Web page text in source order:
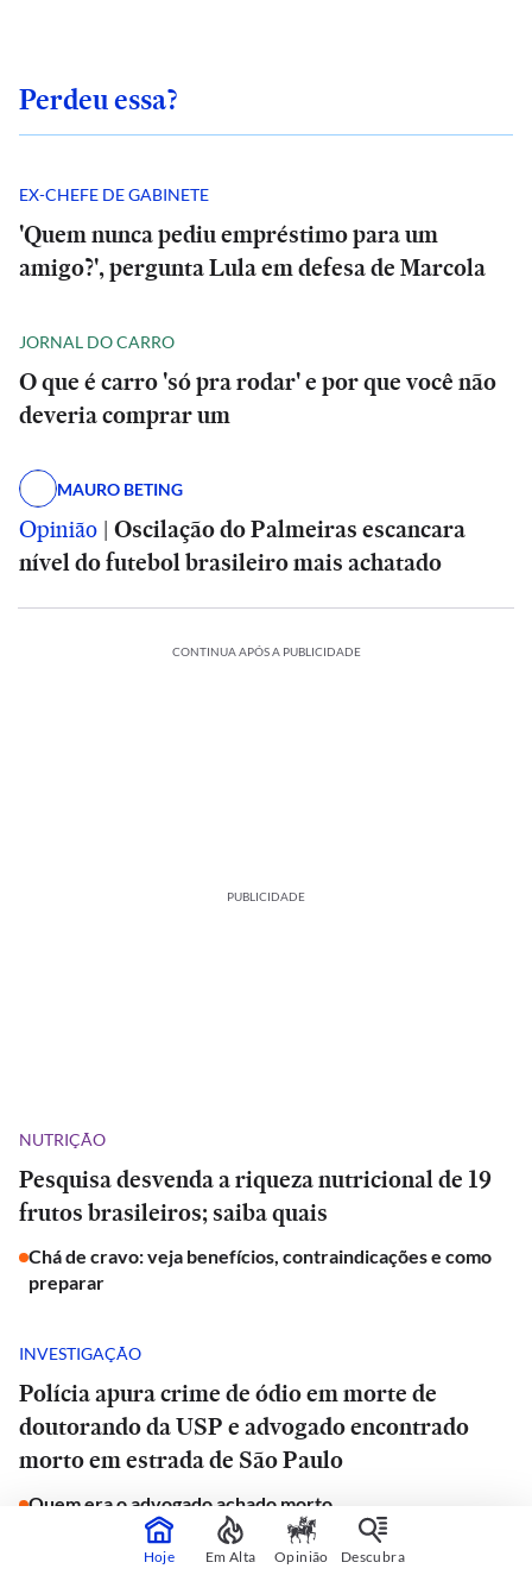
Perdeu essa?
EX-CHEFE DE GABINETE
'Quem nunca pediu empréstimo para um
amigo?', pergunta Lula em defesa de Marcola
JORNAL DO CARRO
O que é carro 'só pra rodar' e por que você não
deveria comprar um
MAURO BETING
Opinião | Oscilação do Palmeiras escancara
nível do futebol brasileiro mais achatado
CONTINUA APÓS A PUBLICIDADE
PUBLICIDADE
NUTRIÇÃO
Pesquisa desvenda a riqueza nutricional de 19
frutos brasileiros; saiba quais
Chá de cravo: veja benefícios, contraindicações e como
preparar
INVESTIGAÇÃO
Polícia apura crime de ódio em morte de
doutorando da USP e advogado encontrado
morto em estrada de São Paulo
Quem era o advogado achado morto
Hoje Em Alta Opinião Descubra